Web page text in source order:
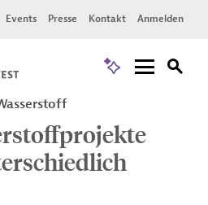
Events Presse Kontakt Anmelden